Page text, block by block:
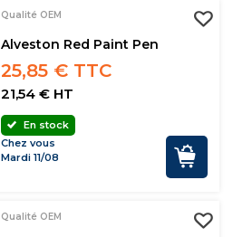
Qualité OEM
Alveston Red Paint Pen
25,85 € TTC
21,54 € HT
En stock
Chez vous
Mardi 11/08
Qualité OEM